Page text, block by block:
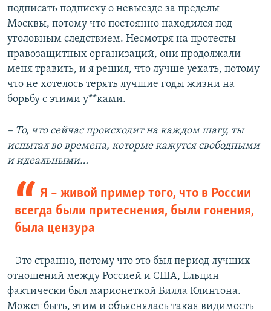
подписать подписку о невыезде за пределы
Москвы, потому что постоянно находился под
уголовным следствием. Несмотря на протесты
правозащитных организаций, они продолжали
меня травить, и я решил, что лучше уехать, потому
что не хотелось терять лучшие годы жизни на
борьбу с этими у**ками.
– То, что сейчас происходит на каждом шагу, ты
испытал во времена, которые кажутся свободными
и идеальными…
Я – живой пример того, что в России
всегда были притеснения, были гонения,
была цензура
– Это странно, потому что это был период лучших
отношений между Россией и США, Ельцин
фактически был марионеткой Билла Клинтона.
Может быть, этим и объяснялась такая видимость